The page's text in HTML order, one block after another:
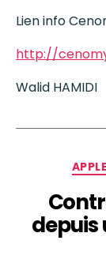
Lien info
http://
Walid HAMIDI
depuis